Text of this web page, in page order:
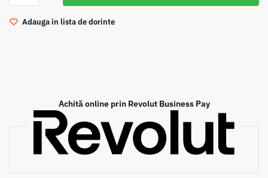
Mobil
GreaseAdauga in lista de dorinte
Achită online prin Revolut Business Pay